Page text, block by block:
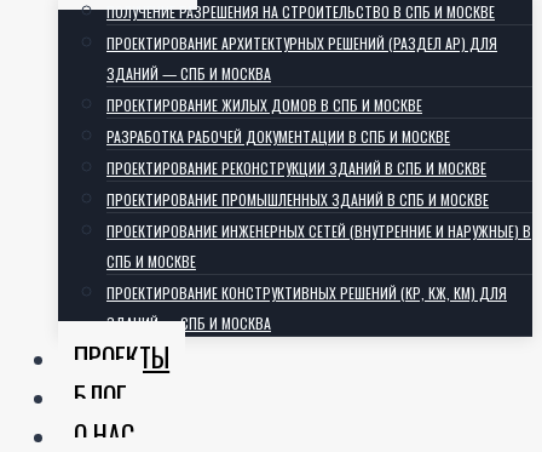
ПОЛУЧЕНИЕ РАЗРЕШЕНИЯ НА СТРОИТЕЛЬСТВО В СПБ И МОСКВЕ
ПРОЕКТИРОВАНИЕ АРХИТЕКТУРНЫХ РЕШЕНИЙ (РАЗДЕЛ АР) ДЛЯ
ЗДАНИЙ — СПБ И МОСКВА
ПРОЕКТИРОВАНИЕ ЖИЛЫХ ДОМОВ В СПБ И МОСКВЕ
РАЗРАБОТКА РАБОЧЕЙ ДОКУМЕНТАЦИИ В СПБ И МОСКВЕ
ПРОЕКТИРОВАНИЕ РЕКОНСТРУКЦИИ ЗДАНИЙ В СПБ И МОСКВЕ
ПРОЕКТИРОВАНИЕ ПРОМЫШЛЕННЫХ ЗДАНИЙ В СПБ И МОСКВЕ
ПРОЕКТИРОВАНИЕ ИНЖЕНЕРНЫХ СЕТЕЙ (ВНУТРЕННИЕ И НАРУЖНЫЕ) В
СПБ И МОСКВЕ
ПРОЕКТИРОВАНИЕ КОНСТРУКТИВНЫХ РЕШЕНИЙ (КР, КЖ, КМ) ДЛЯ
ЗДАНИЙ — СПБ И МОСКВА
ПРОЕКТЫ
БЛОГ
О НАС